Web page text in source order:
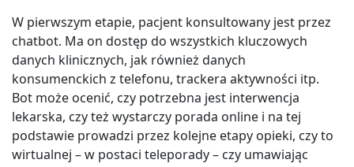
W pierwszym etapie, pacjent konsultowany jest przez
chatbot. Ma on dostęp do wszystkich kluczowych
danych klinicznych, jak również danych
konsumenckich z telefonu, trackera aktywności itp.
Bot może ocenić, czy potrzebna jest interwencja
lekarska, czy też wystarczy porada online i na tej
podstawie prowadzi przez kolejne etapy opieki, czy to
wirtualnej – w postaci teleporady – czy umawiając